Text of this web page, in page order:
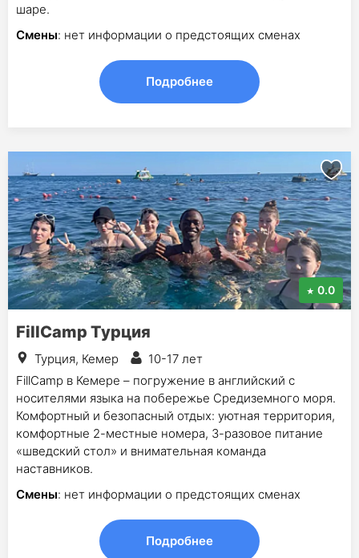
шаре.
Смены: нет информации о предстоящих сменах
Подробнее
0.0
FillCamp Турция
Турция, Кемер
10-17 лет
FillCamp в Кемере – погружение в английский с
носителями языка на побережье Средиземного моря.
Комфортный и безопасный отдых: уютная территория,
комфортные 2-местные номера, 3-разовое питание
«шведский стол» и внимательная команда
наставников.
Смены: нет информации о предстоящих сменах
Подробнее